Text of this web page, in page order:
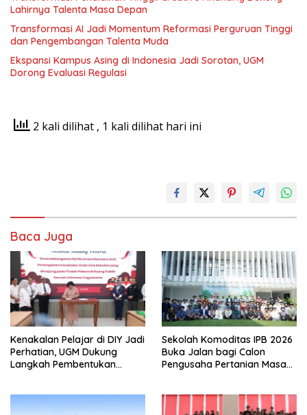
Lahirnya Talenta Masa Depan
Transformasi AI Jadi Momentum Reformasi Perguruan Tinggi
dan Pengembangan Talenta Muda
Ekspansi Kampus Asing di Indonesia Jadi Sorotan, UGM
Dorong Evaluasi Regulasi
2 kali dilihat , 1 kali dilihat hari ini
Baca Juga
Kenakalan Pelajar di DIY Jadi
Perhatian, UGM Dukung
Langkah Pembentukan
Sekolah Komoditas IPB 2026
Buka Jalan bagi Calon
Pengusaha Pertanian Masa